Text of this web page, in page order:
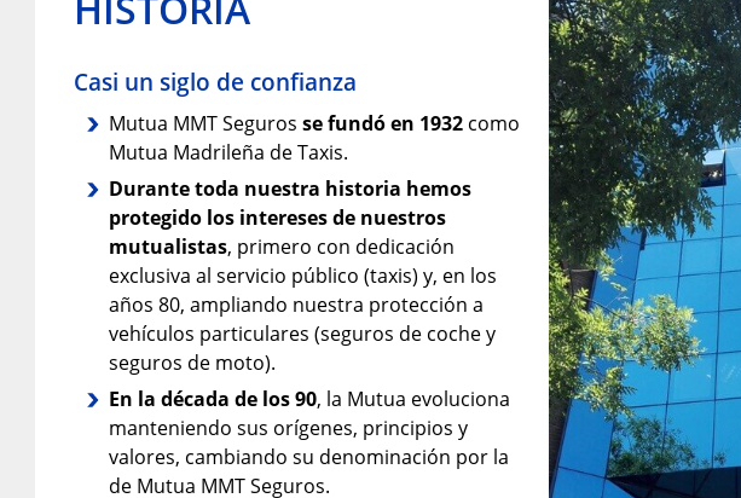
Casi un siglo de confianza
Mutua MMT Segurosse fundó en 1932 como
Mutua Madrileña de Taxis.
Durante toda nuestra historia hemos
protegido los intereses de nuestros
mutualistas, primero con dedicación
exclusiva al servicio público (taxis) y, en los
años 80, ampliando nuestra protección a
vehículos particulares (seguros de coche y
seguros de moto).
En la década de los 90, la Mutua evoluciona
manteniendo sus orígenes, principios y
valores, cambiando su denominación por la
de Mutua MMT Seguros.